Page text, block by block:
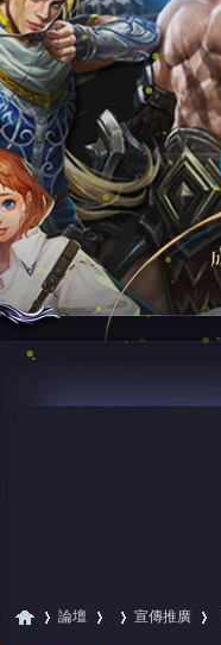
論壇 宣傳推廣